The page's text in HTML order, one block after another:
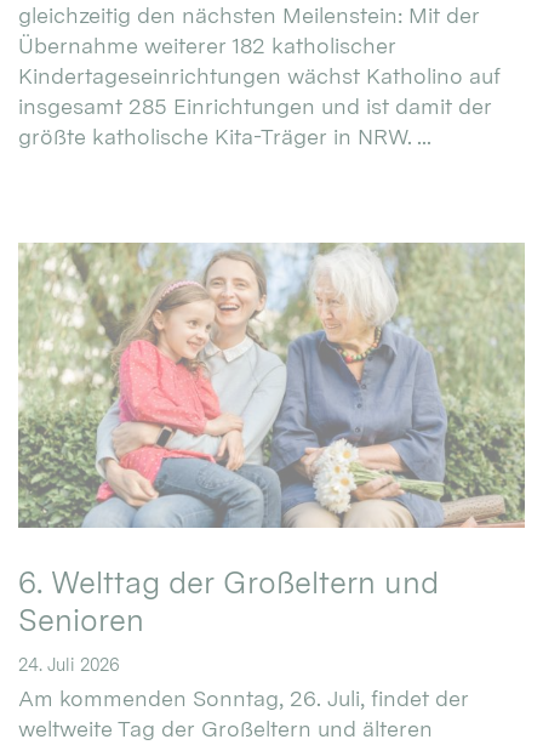
gleichzeitig den nächsten Meilenstein: Mit der
Übernahme weiterer 182 katholischer
Kindertageseinrichtungen wächst Katholino auf
insgesamt 285 Einrichtungen und ist damit der
größte katholische Kita-Träger in NRW. ...
6. Welttag der Großeltern und
Senioren
24. Juli 2026
Am kommenden Sonntag, 26. Juli, findet der
weltweite Tag der Großeltern und älteren